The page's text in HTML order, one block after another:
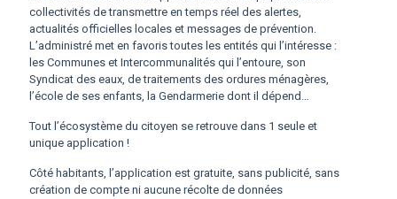
collectivités de transmettre en temps réel des alertes,
actualités officielles locales et messages de prévention.
L’administré met en favoris toutes les entités qui l’intéresse :
les Communes et Intercommunalités qui l’entoure, son
Syndicat des eaux, de traitements des ordures ménagères,
l’école de ses enfants, la Gendarmerie dont il dépend…
Tout l’écosystème du citoyen se retrouve dans 1 seule et
unique application !
Côté habitants, l’application est gratuite, sans publicité, sans
création de compte ni aucune récolte de données